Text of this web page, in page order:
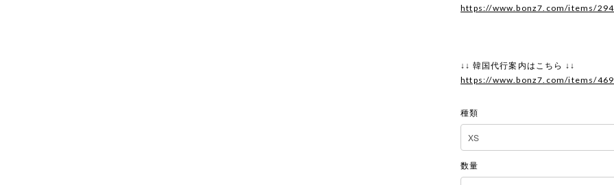
https://www.bonz7.com/items/
↓↓ 韓国代行案内はこちら ↓↓
https://www.bonz7.com/items/
種類
数量